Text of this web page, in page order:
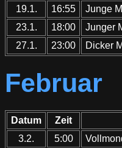
19.1.
16:55
Junge
23.1.
18:00
Junger
27.1.
23:00 Dicker
Februar
Datum Zeit
3.2.
5:00